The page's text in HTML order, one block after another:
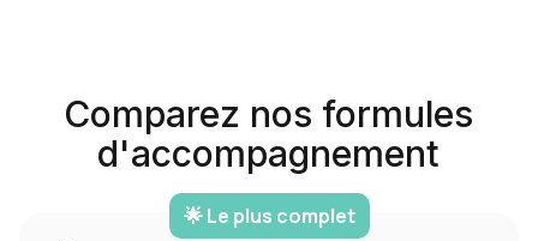
Comparez nos formules
d'accompagnement
🌟 Le plus complet